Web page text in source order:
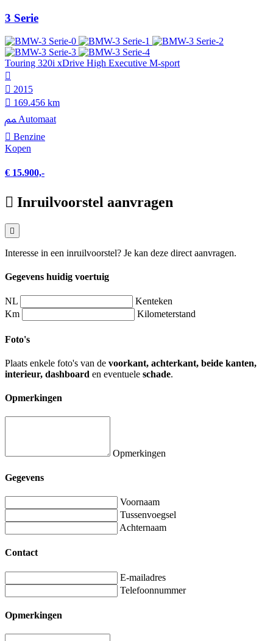
3 Serie
Touring 320i xDrive High Executive M-sport
2015
169.456 km
Automaat
Benzine
Kopen
€ 15.900,-
Inruilvoorstel aanvragen
Interesse in een inruilvoorstel? Je kan deze direct aanvragen.
Gegevens huidig voertuig
NL
Kenteken
Km
Kilometerstand
Foto's
Plaats enkele foto's van de voorkant, achterkant, beide kanten,
interieur, dashboard en eventuele schade.
Opmerkingen
Opmerkingen
Gegevens
Voornaam
Tussenvoegsel
Achternaam
Contact
E-mailadres
Telefoonnummer
Opmerkingen